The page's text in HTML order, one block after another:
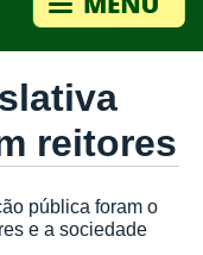
reitores
pública foram o
e a sociedade